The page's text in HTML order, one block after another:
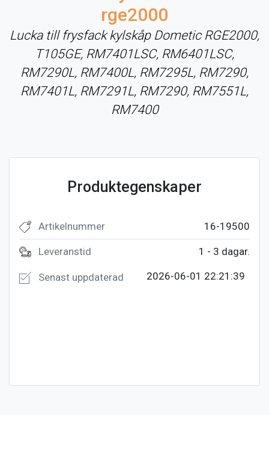
rge2000
Lucka till frysfack kylskåp Dometic RGE2000,
T105GE, RM7401LSC, RM6401LSC,
RM7290L, RM7400L, RM7295L, RM7290,
RM7401L, RM7291L, RM7290, RM7551L,
RM7400
Produktegenskaper
16-19500
Artikelnummer
1 - 3 dagar.
Leveranstid
2026-06-01 22:21:39
Senast uppdaterad